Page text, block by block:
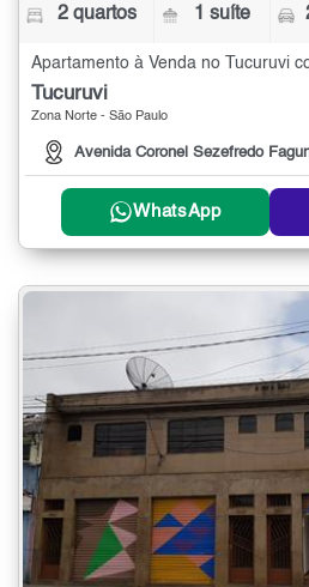
2 quartos 1 suíte
Apartamento à Venda no Tucuruvi
Tucuruvi
Zona Norte - São Paulo
Avenida Coronel Sezefredo
WhatsApp